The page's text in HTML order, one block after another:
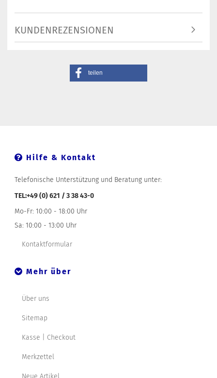
KUNDENREZENSIONEN
teilen
Hilfe & Kontakt
Telefonische Unterstützung und Beratung unter:
TEL:+49 (0) 621 / 3 38 43-0
Mo-Fr: 10:00 - 18:00 Uhr
Sa: 10:00 - 13:00 Uhr
Kontaktformular
Mehr über
Über uns
Sitemap
Kasse | Checkout
Merkzettel
Neue Artikel